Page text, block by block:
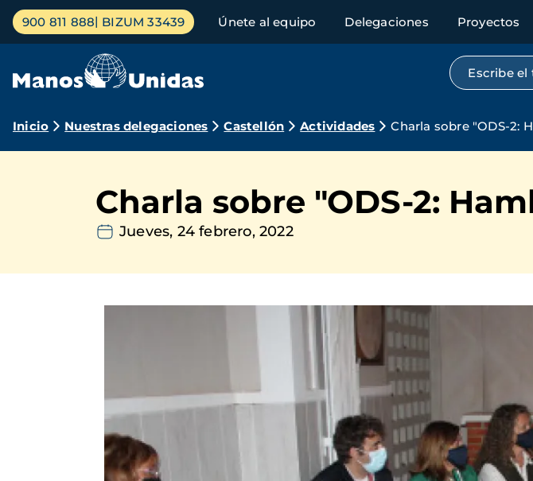
Pasar
contenido
Menú
principal
900 811 888 BIZUM 33439 Únete al equipo Delegaciones Proyectos
Ruta
navegación
Inicio Nuestras delegaciones Castellón Actividades Charla sobre "ODS-2:
Charla sobre "ODS-2:
Jueves, 24 febrero, 2022